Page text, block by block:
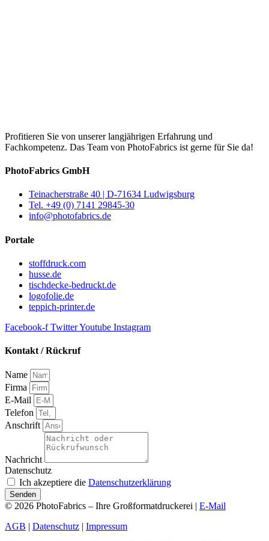
Profitieren Sie von unserer langjährigen Erfahrung und
Fachkompetenz. Das Team von PhotoFabrics ist gerne für Sie da!
PhotoFabrics GmbH
Teinacherstraße 40 | D-71634 Ludwigsburg
Tel. +49 (0) 7141 29845-30
info@photofabrics.de
Portale
stoffdruck.com
husse.de
tischdecke-bedruckt.de
logofolie.de
teppich-printer.de
Facebook-f TwitterYoutube Instagram
Kontakt / Rückruf
Name
Firma
E-Mail
Telefon
Anschrift
Nachricht
Datenschutz
Ich akzeptiere die Datenschutzerklärung
Senden
© 2026 PhotoFabrics – Ihre Großformatdruckerei | E-Mail
AGB | Datenschutz | Impressum